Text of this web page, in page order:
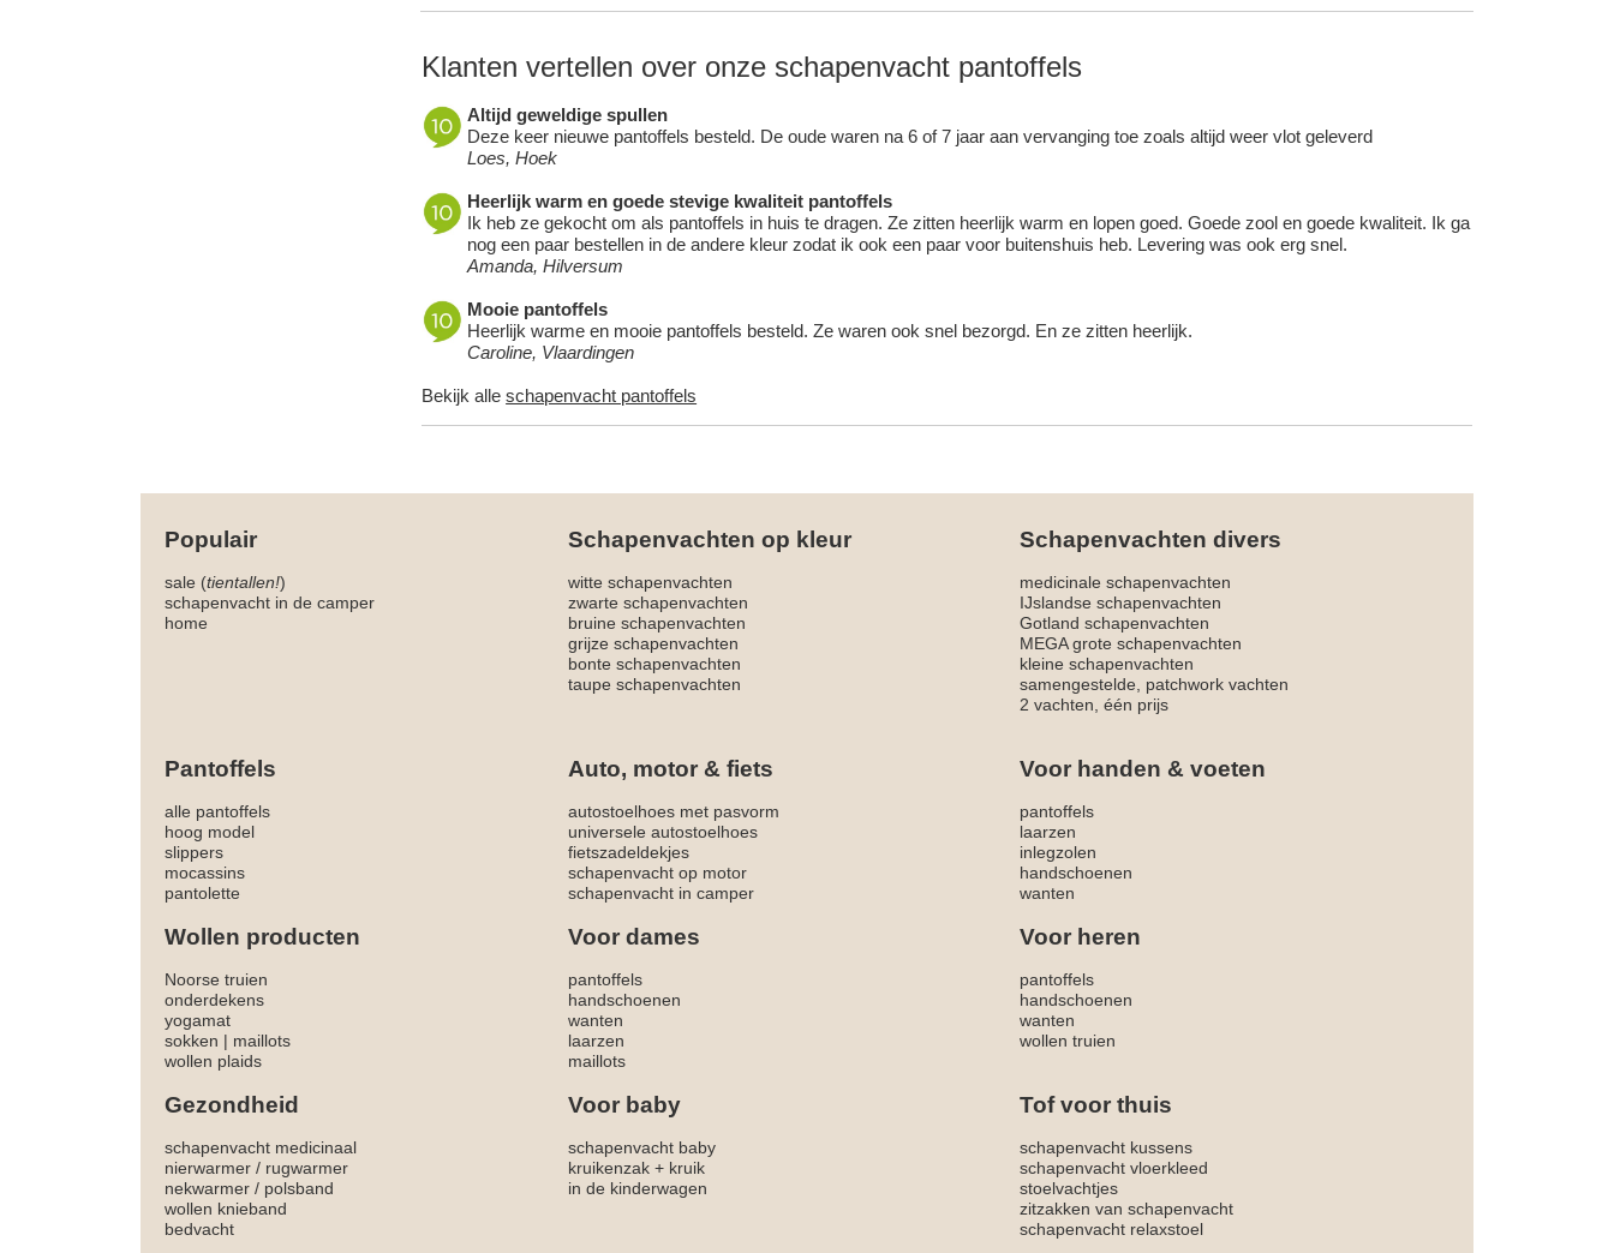
Klanten vertellen over onze schapenvacht pantoffels
Altijd geweldige spullen
Deze keer nieuwe pantoffels besteld. De oude waren na 6 of 7 jaar aan vervanging toe zoals altijd weer vlot geleverd
Loes, Hoek
Heerlijk warm en goede stevige kwaliteit pantoffels
Ik heb ze gekocht om als pantoffels in huis te dragen. Ze zitten heerlijk warm en lopen goed. Goede zool en goede kwaliteit. Ik ga
nog een paar bestellen in de andere kleur zodat ik ook een paar voor buitenshuis heb. Levering was ook erg snel.
Amanda, Hilversum
Mooie pantoffels
Heerlijk warme en mooie pantoffels besteld. Ze waren ook snel bezorgd. En ze zitten heerlijk.
Caroline, Vlaardingen
Bekijk alleschapenvacht pantoffels
Populair Schapenvachten op kleur Schapenvachten divers
sale (tientallen!) witte schapenvachten
medicinale schapenvachten
schapenvacht in de camper
zwarte schapenvachten
IJslandse schapenvachten
home
bruine schapenvachten
Gotland schapenvachten
grijze schapenvachten
MEGA grote schapenvachten
bonte schapenvachten
kleine schapenvachten
taupe schapenvachten
samengestelde, patchwork vachten
2 vachten, één prijs
Pantoffels Auto, motor & fiets Voor handen & voeten
alle pantoffels autostoelhoes met pasvorm
pantoffels
hoog model
universele autostoelhoes
laarzen
slippers
fietszadeldekjes
inlegzolen
mocassins
schapenvacht op motor
handschoenen
pantolette
schapenvacht in camper wanten
Wollen producten Voor dames Voor heren
Noorse truien pantoffels
pantoffels
onderdekens
handschoenen
handschoenen
yogamat
wanten
wanten
sokken | maillots laarzen
wollen truien
wollen plaids
maillots
Gezondheid Voor baby Tof voor thuis
schapenvacht medicinaal schapenvacht baby
schapenvacht kussens
nierwarmer / rugwarmer kruikenzak + kruik
schapenvacht vloerkleed
nekwarmer / polsband in de kinderwagen
stoelvachtjes
wollen knieband
zitzakken van schapenvacht
bedvacht
schapenvacht relaxstoel